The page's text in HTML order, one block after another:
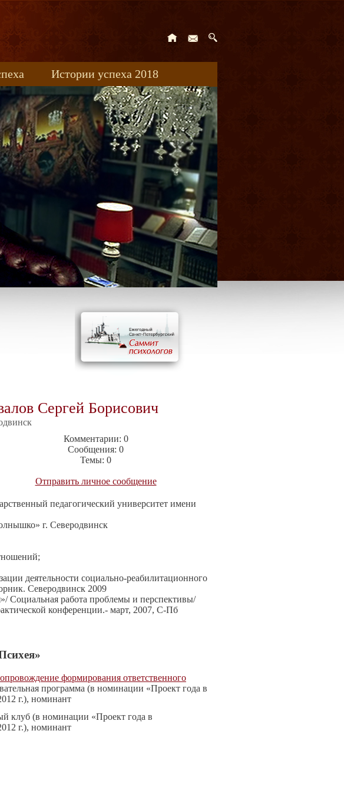
Истории успеха 2018
uspeh_2017
Сергей Борисович
Комментарии: 0
Сообщения: 0
Темы: 0
Отправить личное сообщение
педагогический университет имени
г. Северодвинск
деятельности социально-реабилитационного
Северодвинск 2009
Социальная работа проблемы и перспективы/
конференции.- март, 2007, С-Пб
формирования ответственного
программа (в номинации «Проект года в
г.), номинант
клуб (в номинации «Проект года в
г.), номинант